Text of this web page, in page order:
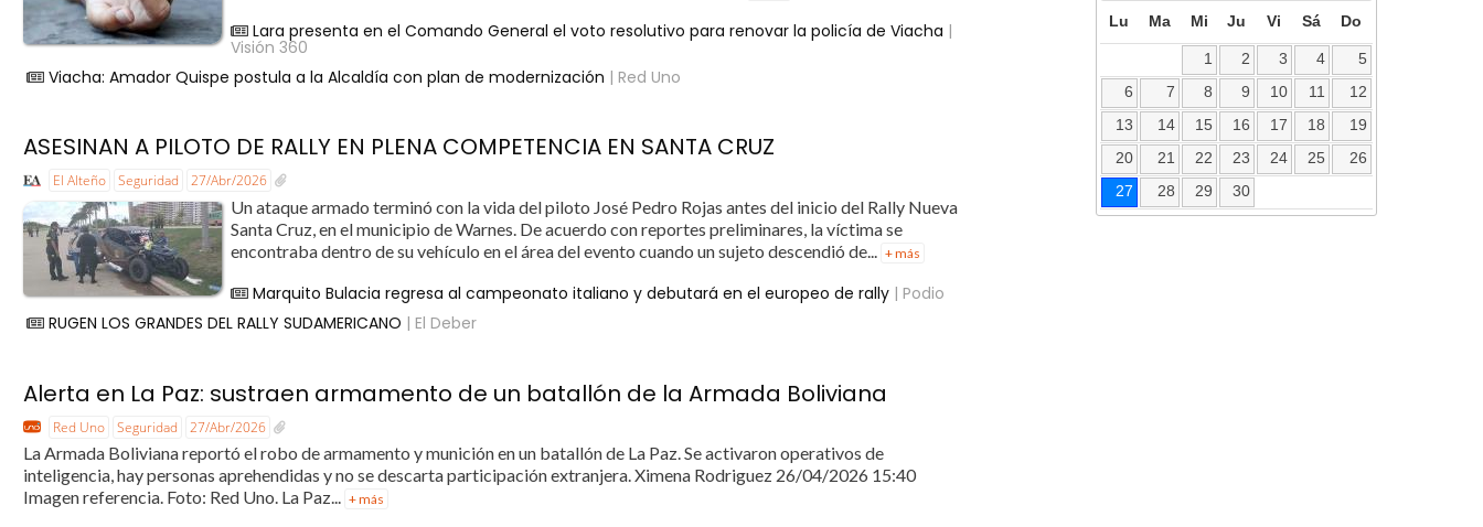
Lara presenta en el Comando General el voto resolutivo para renovar la policía de Viacha |
Visión 360
Viacha: Amador Quispe postula a la Alcaldía con plan de modernización | Red Uno
ASESINAN A PILOTO DE RALLY EN PLENA COMPETENCIA EN SANTA CRUZ
El Alteño Seguridad 27/Abr/2026
Un ataque armado terminó con la vida del piloto José Pedro Rojas antes del inicio del Rally Nueva
Santa Cruz, en el municipio de Warnes. De acuerdo con reportes preliminares, la víctima se
encontraba dentro de su vehículo en el área del evento cuando un sujeto descendió de... + más
Marquito Bulacia regresa al campeonato italiano y debutará en el europeo de rally | Podio
RUGEN LOS GRANDES DEL RALLY SUDAMERICANO | El Deber
Alerta en La Paz: sustraen armamento de un batallón de la Armada Boliviana
Red Uno Seguridad 27/Abr/2026
La Armada Boliviana reportó el robo de armamento y munición en un batallón de La Paz. Se activaron operativos de
inteligencia, hay personas aprehendidas y no se descarta participación extranjera. Ximena Rodriguez 26/04/2026 15:40
Imagen referencia. Foto: Red Uno. La Paz... + más
Lu Ma Mi Ju Vi Sá Do
1 2 3 4
5
6
7 8 9 10 11
12
13
14 15 16 17 18
19
20
21 22 23 24 25
26
27
28 29 30